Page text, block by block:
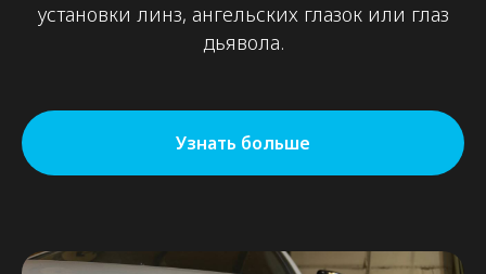
установки линз, ангельских глазок или глаз
дьявола.
Узнать больше